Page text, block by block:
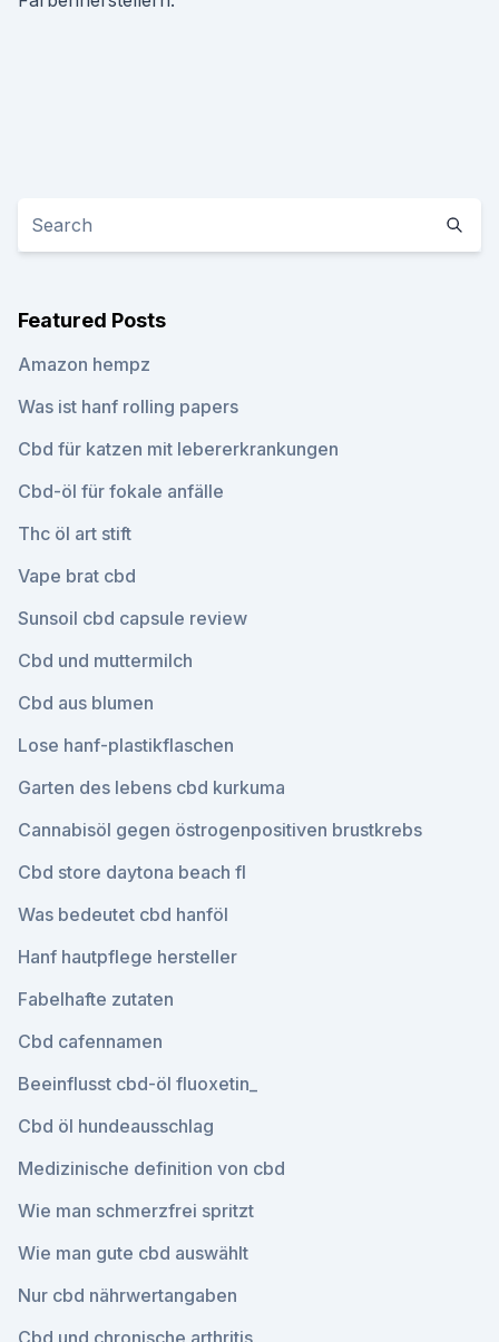
Featured Posts
Amazon hempz
Was ist hanf rolling papers
Cbd für katzen mit lebererkrankungen
Cbd-öl für fokale anfälle
Thc öl art stift
Vape brat cbd
Sunsoil cbd capsule review
Cbd und muttermilch
Cbd aus blumen
Lose hanf-plastikflaschen
Garten des lebens cbd kurkuma
Cannabisöl gegen östrogenpositiven brustkrebs
Cbd store daytona beach fl
Was bedeutet cbd hanföl
Hanf hautpflege hersteller
Fabelhafte zutaten
Cbd cafennamen
Beeinflusst cbd-öl fluoxetin_
Cbd öl hundeausschlag
Medizinische definition von cbd
Wie man schmerzfrei spritzt
Wie man gute cbd auswählt
Nur cbd nährwertangaben
Cbd und chronische arthritis